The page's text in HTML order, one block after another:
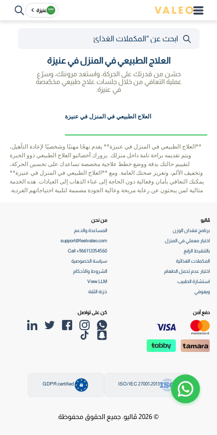
عنيزة
حسّن من قدرتك على الحركة، واستعد مرونتك، وسرّع
عملية التعافي من خلال جلسات علاج طبيعي مخصّصة
في عنيزة.
العلاج الطبيعي في المنزل في عنيزة
العلاج الطبيعي في المنزل في عنيزة
**العلاج الطبيعي في المنزل في عنيزة** يقدم نهجًا مهنيًا وشخصيًا لإعادة التأهيل،
ويتم تقديمه براحة تامة داخل منزلك. يزورك أخصائيو العلاج الطبيعي ذوو الخبرة
لتقييم حالتك بدقة ووضع خطط علاجية مخصصة تساعدك على تحسين الحركة،
وتخفيف الألم، وتعزيز صحتك العامة. ومع **العلاج الطبيعي في المنزل في عنيزة**
يمكنك التعافي بأمان وفعالية دون الحاجة إلى عناء الذهاب إلى العيادات. هذه الخدمة
مثالية لمن يبحثون عن رعاية مريحة وعالية الجودة مصممة لتلبية احتياجاتهم الفردية.
ڤاليو
برنامج فقدان الوزن
اختبار معملي في المنزل
بالتنقيط الرابع
المكملات الغذائية
اختبار عدم تحمل الطعام
استشارة الطبيب
ويغوفي
من نحن
المساعدة والدعم
support@feelvaleo.com
Call +966112054560
سياسة الخصوصية
الشروط والأحكام
View LLM
خزنة الثقة
دفع آمن كن على تواصل
ISO/IEC 27001:2013
GDPR certified
© 2026 ڤاليو. جميع الحقوق محفوظة